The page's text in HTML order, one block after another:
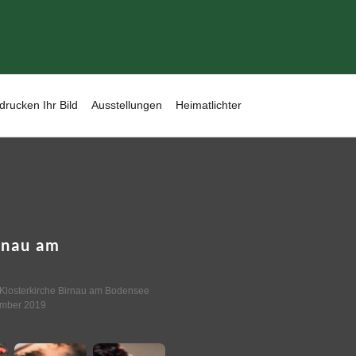
Ihr Bild Ausstellungen Heimatlichter
am
Klosterkirche Birnau am Bodensee
2019